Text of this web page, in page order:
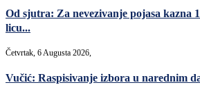
Od sjutra: Za nevezivanje pojasa kazna
licu...
Četvrtak, 6 Augusta 2026,
Vučić: Raspisivanje izbora u narednim